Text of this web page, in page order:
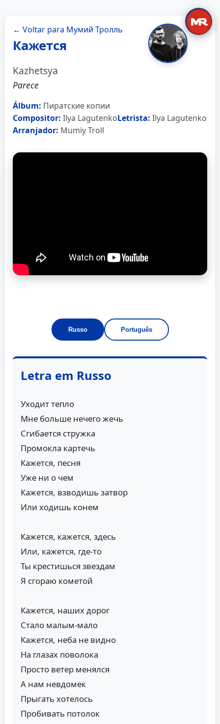
← Voltar para Мумий Тролль
Кажется
Kazhetsya
Parece
Álbum: Пиратские копии
Compositor: Ilya LagutenkoLetrista: Ilya Lagutenko
Arranjador: Mumiy Troll
Russo Português
Letra em Russo
Уходит тепло
Мне больше нечего жечь
Сгибается стружка
Промокла картечь
Кажется, песня
Уже ни о чем
Кажется, взводишь затвор
Или ходишь конем
Кажется, кажется, здесь
Или, кажется, где-то
Ты крестишься звездам
Я сгораю кометой
Кажется, наших дорог
Стало малым-мало
Кажется, неба не видно
На глазах поволока
Просто ветер менялся
А нам невдомек
Прыгать хотелось
Пробивать потолок